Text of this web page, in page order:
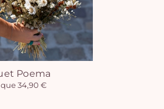
Poema
34,90 €